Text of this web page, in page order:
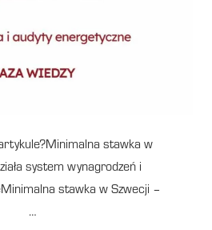
stawka w
system wynagrodzeń i
stawka w Szwecji –
…